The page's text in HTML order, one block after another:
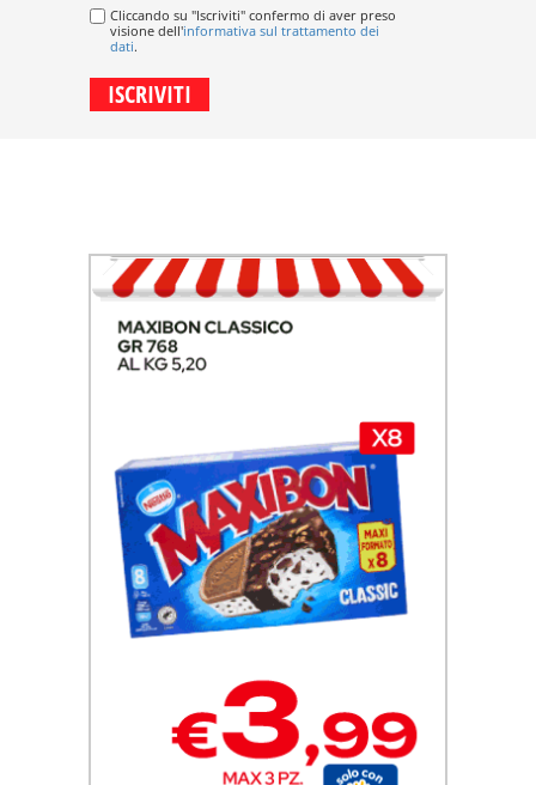
Cliccando su "Iscriviti" confermo di aver preso
visione dell'informativa sul trattamento dei
dati.